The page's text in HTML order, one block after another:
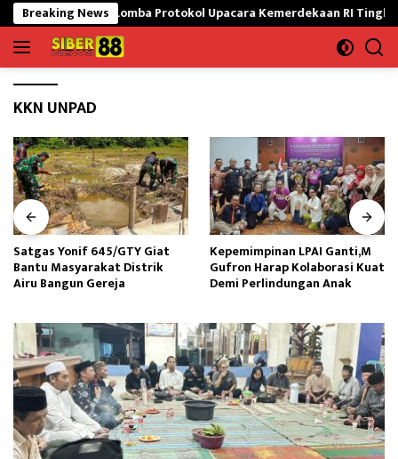
Langsung
ke
konten
Breaking News
Siap Ikuti Lomba Protokol Upacara Kemerdekaan RI Tingkat
KKN UNPAD
Satgas Yonif 645/GTY Giat
Bantu Masyarakat Distrik
Airu Bangun Gereja ‎
Kepemimpinan LPAI Ganti,M
Gufron Harap Kolaborasi Kuat
Demi Perlindungan Anak